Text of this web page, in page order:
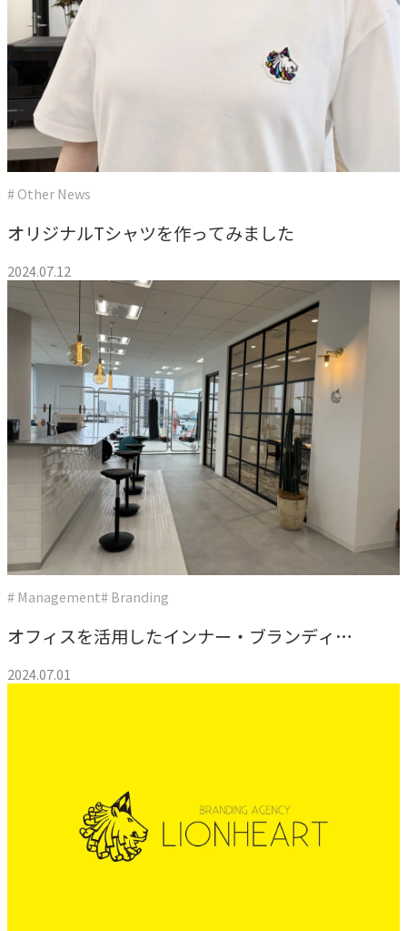
# Other News
オリジナルTシャツを作ってみました
2024.07.12
# Management# Branding
オフィスを活用したインナー・ブランディン
グ
2024.07.01